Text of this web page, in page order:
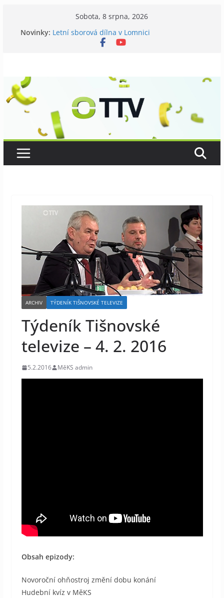
Sobota, 8 srpna, 2026
Novinky: Letní sborová dílna v Lomnici
Chovatelé si připomněli 120 let své existence
ARCHIV TÝDENÍK TIŠNOVSKÉ TELEVIZE
Týdeník Tišnovské
televize – 4. 2. 2016
5.2.2016 MěKS admin
Obsah epizody:
Novoroční ohňostroj změní dobu konání
Hudební kvíz v MěKS